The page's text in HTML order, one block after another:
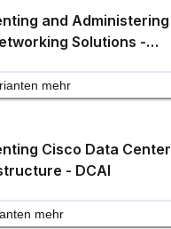
and Administering
Solutions -
mehr
Cisco Data Center
- DCAI
mehr